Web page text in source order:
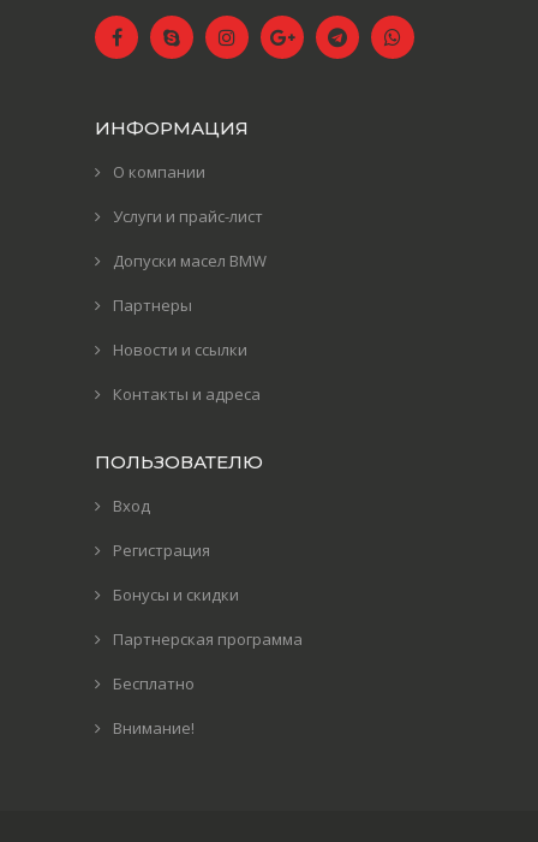
ИНФОРМАЦИЯ
О компании
Услуги и прайс-лист
Допуски масел BMW
Партнеры
Новости и ссылки
Контакты и адреса
ПОЛЬЗОВАТЕЛЮ
Вход
Регистрация
Бонусы и скидки
Партнерская программа
Бесплатно
Внимание!